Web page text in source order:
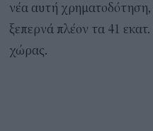
νέα αυτή
ξεπερνά πλέον τα 41
χώρας.